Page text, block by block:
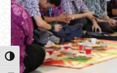
Toggle High Contrast